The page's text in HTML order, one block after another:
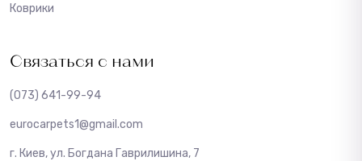
Коврики
Связаться с нами
(073) 641-99-94
eurocarpets1@gmail.com
г. Киев, ул. Богдана Гаврилишина, 7